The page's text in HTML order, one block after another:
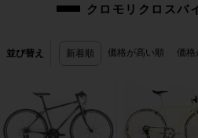
クロモリクロスバ
並び替え 新着順 価格が高い順 価格